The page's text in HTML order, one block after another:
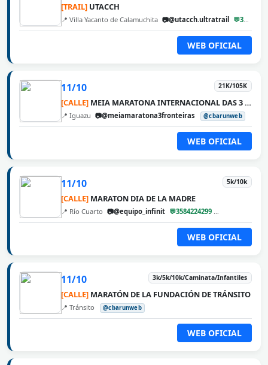
[TRAIL] UTACCH
📍 Villa Yacanto de Calamuchita 📷@utacch.ultratrail 💬3546560222
WEB OFICIAL
11/10 21K/105K
[CALLE] MEIA MARATONA INTERNACIONAL DAS 3 FRONTEIRAS
📍 Iguazu 📷@meiamaratona3fronteiras @cbarunweb
WEB OFICIAL
11/10 5k/10k
[CALLE] MARATON DIA DE LA MADRE
📍 Río Cuarto 📷@equipo_infinit 💬3584224299
WEB OFICIAL
11/10 3k/5k/10k/Caminata/Infantiles
[CALLE] MARATÓN DE LA FUNDACIÓN DE TRÁNSITO
📍 Tránsito @cbarunweb
WEB OFICIAL